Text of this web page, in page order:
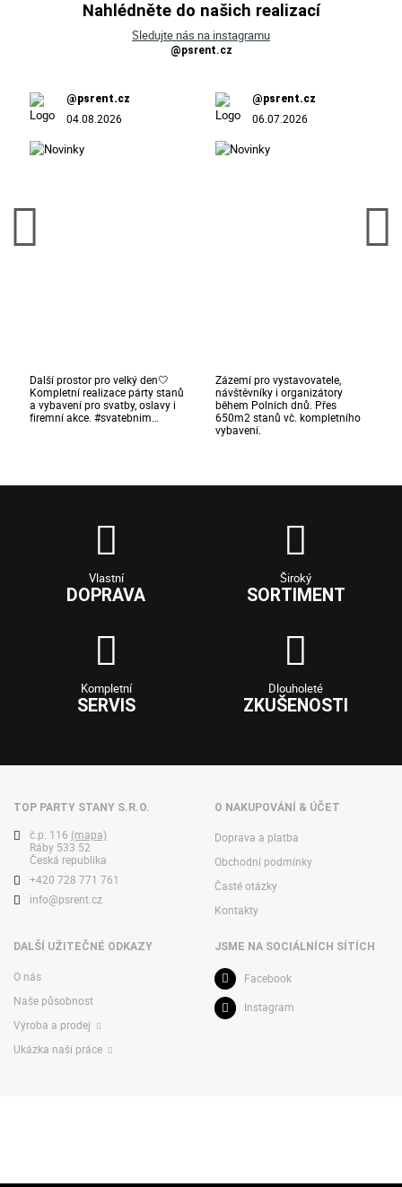
@psrent.cz
Nahlédněte do našich realizací
Sledujte nás na instagramu
@psrent.cz
04.08.2026
Další prostor pro velký den🤍
Kompletní realizace párty stanů
a vybavení pro svatby, oslavy i
firemní akce. #svatebnim…
@psrent.cz
06.07.2026
Zázemí pro vystavovatele,
návštěvníky i organizátory
během Polních dnů. Přes
650m2 stanů vč. kompletního
vybavení.
Vlastní
DOPRAVA
Široký
SORTIMENT
Kompletní
SERVIS
Dlouholeté
ZKUŠENOSTI
TOP PARTY STANY S.R.O.
č.p. 116 (mapa)
Ráby 533 52
Česká republika
+420 728 771 761
info@psrent.cz
O NAKUPOVÁNÍ & ÚČET
Doprava a platba
Obchodní podmínky
Časté otázky
Kontakty
DALŠÍ UŽITEČNÉ ODKAZY
O nás
Naše působnost
Výroba a prodej
Ukázka naší práce
JSME NA SOCIÁLNÍCH SÍTÍCH
Facebook
Instagram